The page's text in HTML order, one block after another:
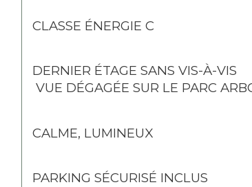
CLASSE ÉNERGIE C
DERNIER ÉTAGE SANS VIS-À-VIS
VUE DÉGAGÉE SUR LE PARC
CALME, LUMINEUX
PARKING SÉCURISÉ INCLUS